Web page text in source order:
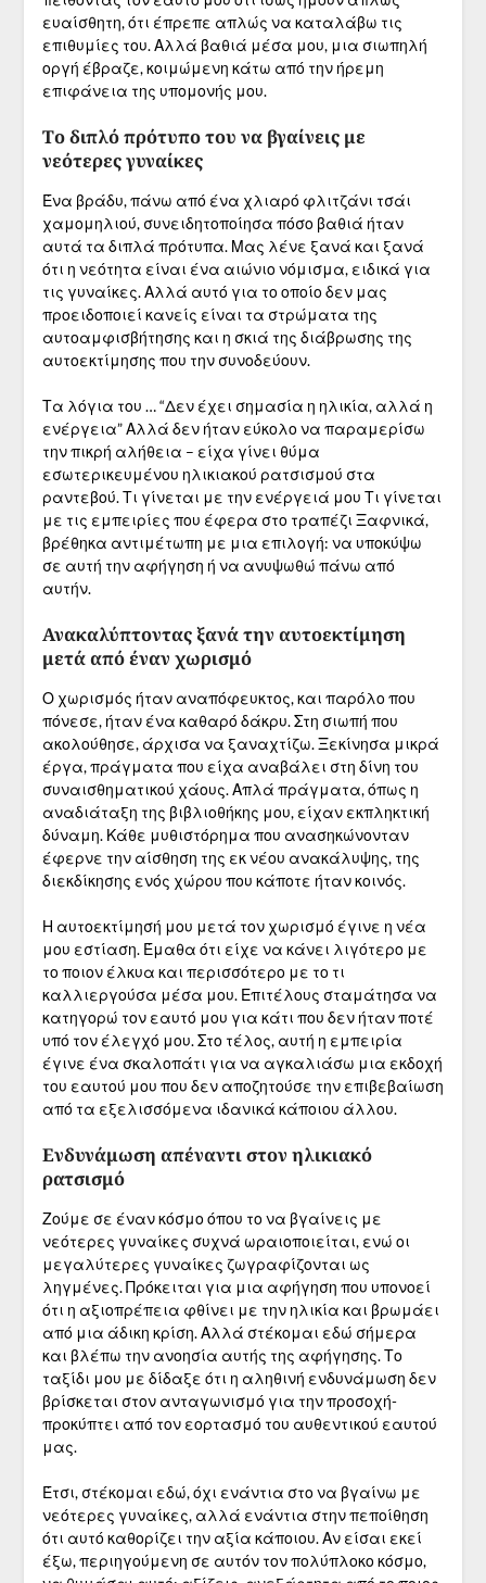
ευαίσθητη, ότι έπρεπε απλώς να καταλάβω τις
επιθυμίες του. Αλλά βαθιά μέσα μου, μια σιωπηλή
οργή έβραζε, κοιμώμενη κάτω από την ήρεμη
επιφάνεια της υπομονής μου.
Το διπλό πρότυπο του να βγαίνεις με
νεότερες γυναίκες
Ένα βράδυ, πάνω από ένα χλιαρό φλιτζάνι τσάι
χαμομηλιού, συνειδητοποίησα πόσο βαθιά ήταν
αυτά τα διπλά πρότυπα. Μας λένε ξανά και ξανά
ότι η νεότητα είναι ένα αιώνιο νόμισμα, ειδικά για
τις γυναίκες. Αλλά αυτό για το οποίο δεν μας
προειδοποιεί κανείς είναι τα στρώματα της
αυτοαμφισβήτησης και η σκιά της διάβρωσης της
αυτοεκτίμησης που την συνοδεύουν.
Τα λόγια του … “Δεν έχει σημασία η ηλικία, αλλά η
ενέργεια” Αλλά δεν ήταν εύκολο να παραμερίσω
την πικρή αλήθεια – είχα γίνει θύμα
εσωτερικευμένου ηλικιακού ρατσισμού στα
ραντεβού. Τι γίνεται με την ενέργειά μου Τι γίνεται
με τις εμπειρίες που έφερα στο τραπέζι Ξαφνικά,
βρέθηκα αντιμέτωπη με μια επιλογή: να υποκύψω
σε αυτή την αφήγηση ή να ανυψωθώ πάνω από
αυτήν.
Ανακαλύπτοντας ξανά την αυτοεκτίμηση
μετά από έναν χωρισμό
Ο χωρισμός ήταν αναπόφευκτος, και παρόλο που
πόνεσε, ήταν ένα καθαρό δάκρυ. Στη σιωπή που
ακολούθησε, άρχισα να ξαναχτίζω. Ξεκίνησα μικρά
έργα, πράγματα που είχα αναβάλει στη δίνη του
συναισθηματικού χάους. Απλά πράγματα, όπως η
αναδιάταξη της βιβλιοθήκης μου, είχαν εκπληκτική
δύναμη. Κάθε μυθιστόρημα που ανασηκώνονταν
έφερνε την αίσθηση της εκ νέου ανακάλυψης, της
διεκδίκησης ενός χώρου που κάποτε ήταν κοινός.
Η αυτοεκτίμησή μου μετά τον χωρισμό έγινε η νέα
μου εστίαση. Έμαθα ότι είχε να κάνει λιγότερο με
το ποιον έλκυα και περισσότερο με το τι
καλλιεργούσα μέσα μου. Επιτέλους σταμάτησα να
κατηγορώ τον εαυτό μου για κάτι που δεν ήταν ποτέ
υπό τον έλεγχό μου. Στο τέλος, αυτή η εμπειρία
έγινε ένα σκαλοπάτι για να αγκαλιάσω μια εκδοχή
του εαυτού μου που δεν αποζητούσε την επιβεβαίωση
από τα εξελισσόμενα ιδανικά κάποιου άλλου.
Ενδυνάμωση απέναντι στον ηλικιακό
ρατσισμό
Ζούμε σε έναν κόσμο όπου το να βγαίνεις με
νεότερες γυναίκες συχνά ωραιοποιείται, ενώ οι
μεγαλύτερες γυναίκες ζωγραφίζονται ως
ληγμένες. Πρόκειται για μια αφήγηση που υπονοεί
ότι η αξιοπρέπεια φθίνει με την ηλικία και βρωμάει
από μια άδικη κρίση. Αλλά στέκομαι εδώ σήμερα
και βλέπω την ανοησία αυτής της αφήγησης. Το
ταξίδι μου με δίδαξε ότι η αληθινή ενδυνάμωση δεν
βρίσκεται στον ανταγωνισμό για την προσοχή-
προκύπτει από τον εορτασμό του αυθεντικού εαυτού
μας.
Έτσι, στέκομαι εδώ, όχι ενάντια στο να βγαίνω με
νεότερες γυναίκες, αλλά ενάντια στην πεποίθηση
ότι αυτό καθορίζει την αξία κάποιου. Αν είσαι εκεί
έξω, περιηγούμενη σε αυτόν τον πολύπλοκο κόσμο,